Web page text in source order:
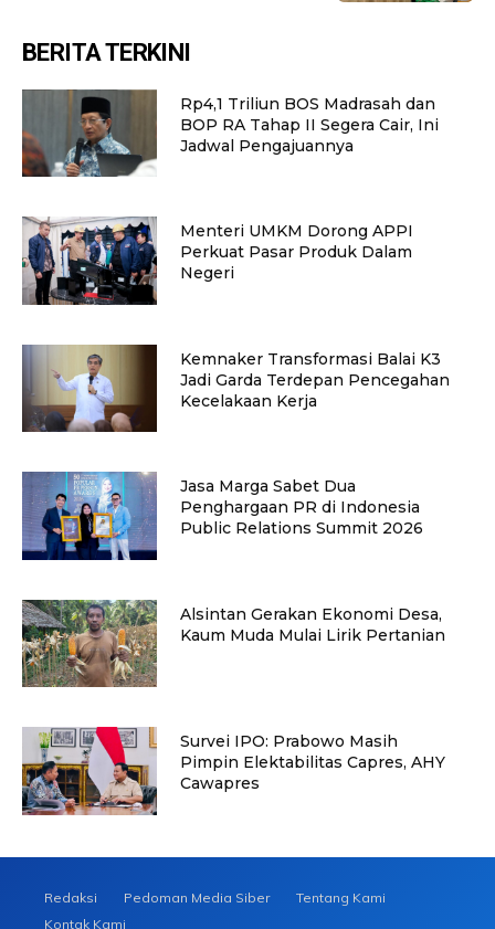
BERITA TERKINI
Rp4,1 Triliun BOS Madrasah dan
BOP RA Tahap II Segera Cair, Ini
Jadwal Pengajuannya
Menteri UMKM Dorong APPI
Perkuat Pasar Produk Dalam
Negeri
Kemnaker Transformasi Balai K3
Jadi Garda Terdepan Pencegahan
Kecelakaan Kerja
Jasa Marga Sabet Dua
Penghargaan PR di Indonesia
Public Relations Summit 2026
Alsintan Gerakan Ekonomi Desa,
Kaum Muda Mulai Lirik Pertanian
Survei IPO: Prabowo Masih
Pimpin Elektabilitas Capres, AHY
Cawapres
Redaksi Pedoman Media Siber
Tentang Kami
Kontak Kami